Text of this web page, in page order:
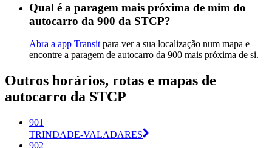
Qual é a paragem mais próxima de mim do
autocarro da 900 da STCP?
Abra a app Transit para ver a sua localização num mapa e
encontre a paragem de autocarro da 900 mais próxima de si.
Outros horários, rotas e mapas de
autocarro da STCP
901
TRINDADE-VALADARES
902